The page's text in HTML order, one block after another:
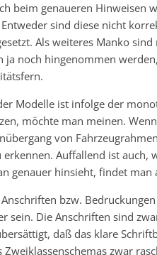
beim genaueren Hinweisen
sind diese nicht
Als weiteres Manko
ja noch hingenommen
Modelle ist infolge der
möchte man meinen.
von
erkennen. Auffallend ist
genauer hinsieht, findet
bzw.
sein. Die Anschriften sind
daß das klare
zwar